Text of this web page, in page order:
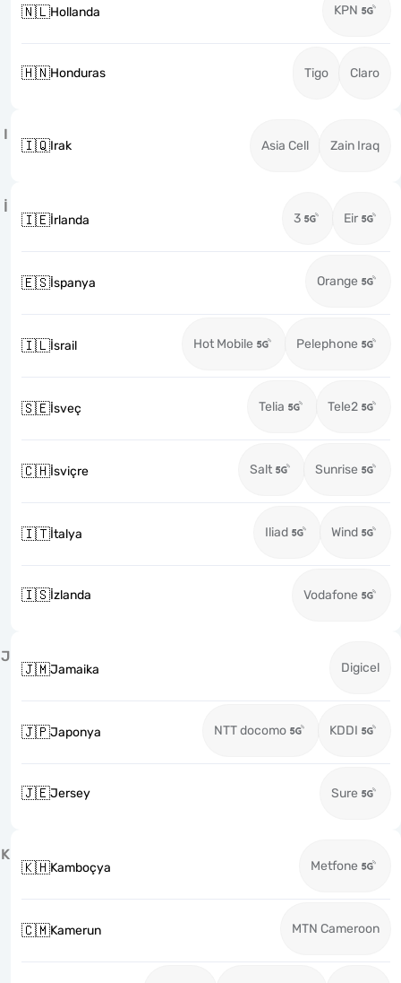
🇳🇱Hollanda KPN
🇭🇳Honduras Tigo Claro
I
🇮🇶Irak Asia Cell Zain Iraq
İ
🇮🇪İrlanda 3 Eir
🇪🇸İspanya Orange
🇮🇱İsrail Hot Mobile Pelephone
🇸🇪İsveç Telia Tele2
🇨🇭İsviçre Salt Sunrise
🇮🇹İtalya Iliad Wind
🇮🇸İzlanda Vodafone
J
🇯🇲Jamaika Digicel
🇯🇵Japonya NTT docomo KDDI
🇯🇪Jersey Sure
K
🇰🇭Kamboçya Metfone
🇨🇲Kamerun MTN Cameroon